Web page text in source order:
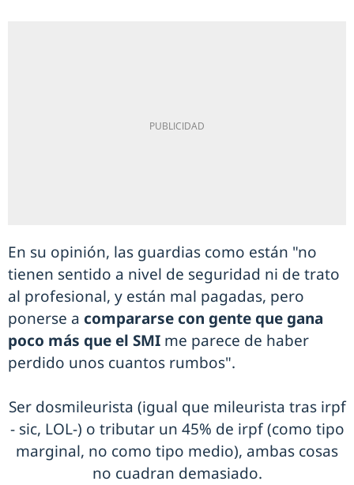
En su opinión, las guardias como están "no
tienen sentido a nivel de seguridad ni de trato
al profesional, y están mal pagadas, pero
ponerse a compararse con gente que gana
poco más que el SMI me parece de haber
perdido unos cuantos rumbos".
Ser dosmileurista (igual que mileurista tras irpf
- sic, LOL-) o tributar un 45% de irpf (como tipo
marginal, no como tipo medio), ambas cosas
no cuadran demasiado.